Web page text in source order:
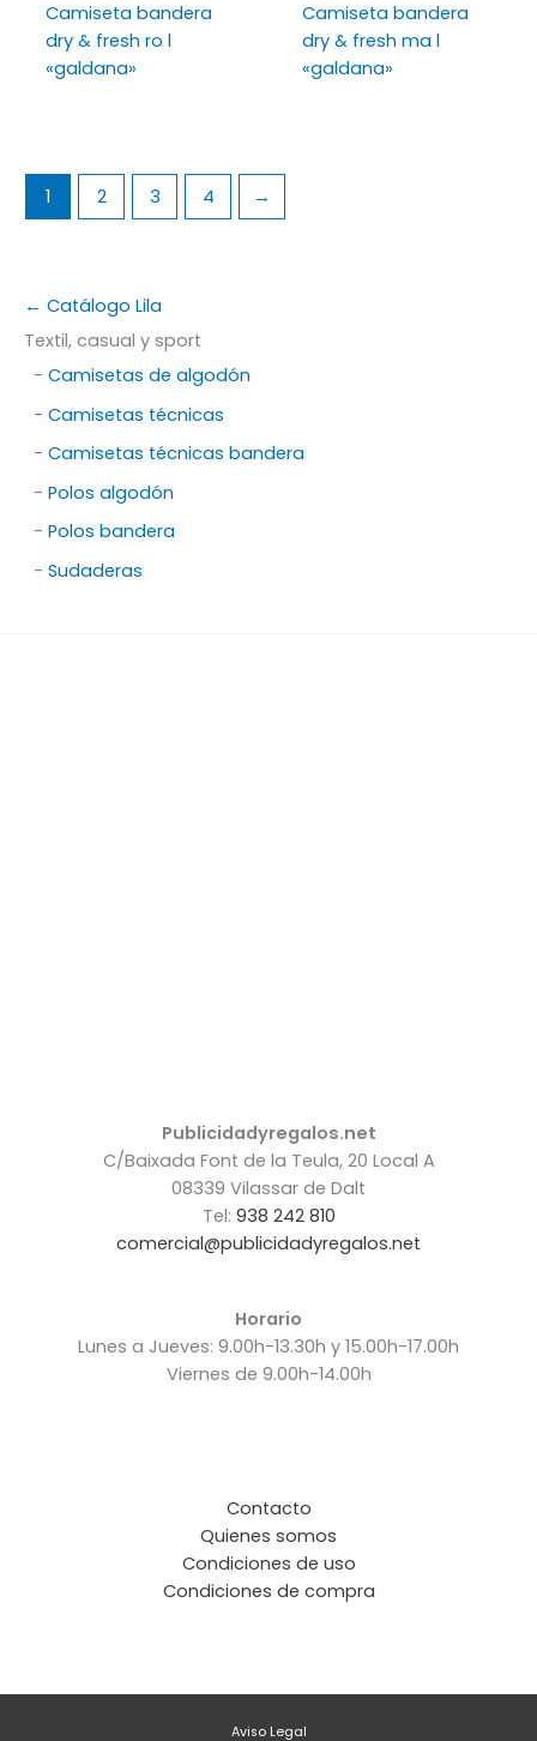
← Catálogo Lila
Textil, casual y sport
- Camisetas de algodón
- Camisetas técnicas
- Camisetas técnicas bandera
- Polos algodón
- Polos bandera
- Sudaderas
Camiseta bandera
dry & fresh ro l
«galdana»
Camiseta bandera
dry & fresh ma l
«galdana»
1 2 3 4 →
Publicidadyregalos.net
C/Baixada Font de la Teula, 20 Local A
08339 Vilassar de Dalt
Tel: 938 242 810
comercial@publicidadyregalos.net
Horario
Lunes a Jueves: 9.00h-13.30h y 15.00h-17.00h
Viernes de 9.00h-14.00h
Contacto
Quienes somos
Condiciones de uso
Condiciones de compra
Aviso Legal